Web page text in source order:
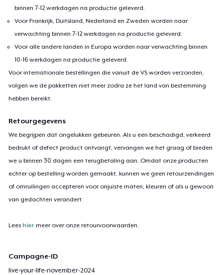
binnen 7-12 werkdagen na productie geleverd.
Voor Frankrijk, Duitsland, Nederland en Zweden worden naar
verwachting binnen 7-12 werkdagen na productie geleverd.
Voor alle andere landen in Europa worden naar verwachting binnen
10-16 werkdagen na productie geleverd.
Voor internationale bestellingen die vanuit de VS worden verzonden,
volgen we de pakketten niet meer zodra ze het land van bestemming
hebben bereikt.
Retourgegevens
We begrijpen dat ongelukken gebeuren. Als u een beschadigd, verkeerd
bedrukt of defect product ontvangt, vervangen we het graag of bieden
we u binnen 30 dagen een terugbetaling aan. Omdat onze producten
echter op bestelling worden gemaakt, kunnen we geen retourzendingen
of omruilingen accepteren voor onjuiste maten, kleuren of als u gewoon
van gedachten verandert.
Lees hier meer over onze retourvoorwaarden.
Campagne-ID
live-your-life-november-2024